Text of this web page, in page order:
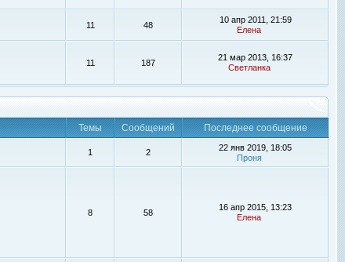
11 48
10 апр 2011, 21:59
Елена
11 187
21 мар 2013, 16:37
Светланка
Темы Сообщений Последнее сообщение
1 2
22 янв 2019, 18:05
Проня
8 58
16 апр 2015, 13:23
Елена